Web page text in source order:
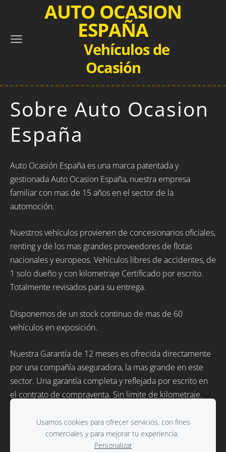
AUTO OCASION
ESPAÑA
Vehículos de
Ocasión
Sobre Auto Ocasion
España
Auto Ocasión España es una marca patentada y
gestionada Auto Ocasion España, nuestra empresa
familiar con mas de 15 años en el sector de la
automoción.
Nuestros vehículos provienen de concesionarios oficiales,
renting y de los mas grandes proveedores de flotas
nacionales y europeos. Vehículos libres de accidentes, de
1 solo dueño y con kilometraje Certificado por escrito.
Totalmente revisados para su entrega.
Disponemos de un stock continuo de mas de 60
vehículos en exposición.
Nuestra Garantía de 12 meses es ofrecida directamente
por una compañía aseguradora, la mas grande en este
sector. Una garantía completa y reflejada por escrito en
el contrato de compraventa. Sin limite de kilometraje.
Usamos cookies para ofrecer servicios, con fines
comerciales y para mejorar tu experiencia.
Personalizar